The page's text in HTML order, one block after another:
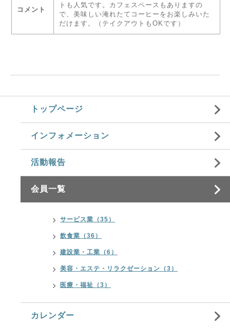
コメント
トも人気です。カフェスペースもありますの
で、美味しい淹れたてコーヒーをお楽しみいた
だけます。（テイクアウトもOKです）
トップページ
インフォメーション
活動報告
会員一覧
サービス業（35）
飲食業（36）
建設業・工業（6）
美容・エステ・リラクゼーション（3）
医療・福祉（3）
カレンダー